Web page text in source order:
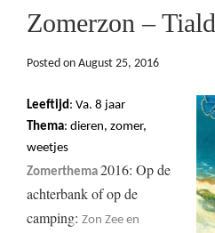
Zomerzon –
Posted on August 25, 2016
Leeftijd: Va. 8 jaar
Thema: dieren, zomer,
weetjes
Zomerthema 2016: Op de
achterbank of op de
camping: Zon Zee en